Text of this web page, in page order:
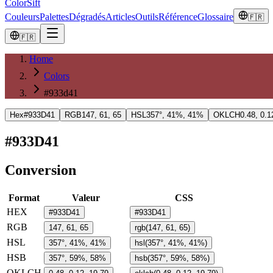
ColorSift
CouleursPalettesDégradésArticlesOutilsRéférenceGlossaire 🇫🇷
🇫🇷
Home
Colors
#933d41
Hex#933D41 RGB147, 61, 65 HSL357°, 41%, 41% OKLCH0.48,
#933D41
Conversion
Format Valeur
CSS
HEX
#933D41 #933D41
RGB 147, 61, 65 rgb(147, 61, 65)
HSL 357°, 41%, 41% hsl(357°, 41%, 41%)
HSB 357°, 59%, 58% hsb(357°, 59%, 58%)